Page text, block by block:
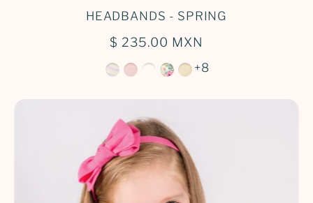
HEADBANDS - SPRING
$ 235.00 MXN
+8